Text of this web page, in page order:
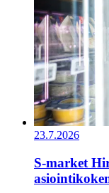
23.7.2026
S-market